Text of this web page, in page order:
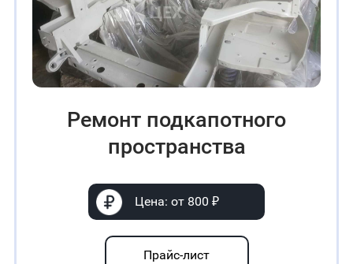
Ремонт подкапотного
пространства
Цена: от 800 ₽
Прайс-лист